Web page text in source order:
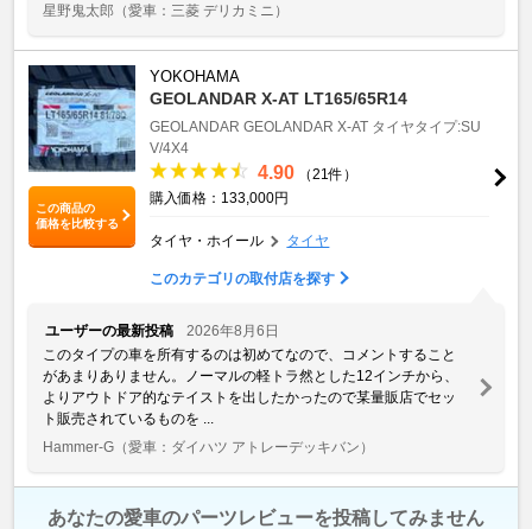
星野鬼太郎 （愛車：三菱 デリカミニ）
この商品の
価格を比較する
YOKOHAMA
GEOLANDAR X-AT LT165/65R14
GEOLANDAR GEOLANDAR X-AT タイヤタイプ:SU
V/4X4
4.90
（21件）
購入価格：133,000円
タイヤ・ホイール タイヤ
このカテゴリの取付店を探す
ユーザーの最新投稿
2026年8月6日
このタイプの車を所有するのは初めてなので、コメントすること
があまりありません。ノーマルの軽トラ然とした12インチから、
よりアウトドア的なテイストを出したかったので某量販店でセッ
ト販売されているものを ...
Hammer-G （愛車：ダイハツ アトレーデッキバン）
あなたの愛車のパーツレビューを投稿してみません